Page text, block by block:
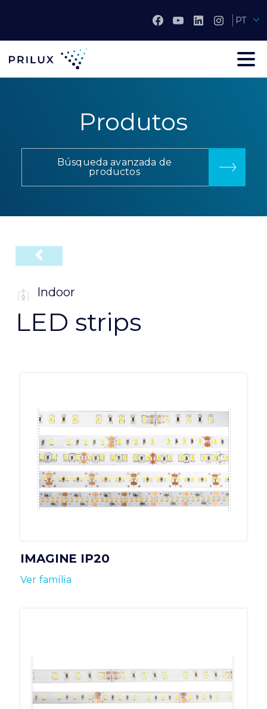
PT
Produtos
Búsqueda avanzada de
productos
Indoor
LED strips
IMAGINE IP20
Ver família